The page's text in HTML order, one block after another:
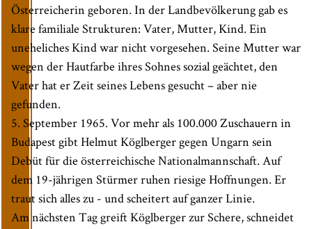
Österreicherin geboren. In der Landbevölkerung gab es
klare familiale Strukturen: Vater, Mutter, Kind. Ein
uneheliches Kind war nicht vorgesehen. Seine Mutter war
wegen der Hautfarbe ihres Sohnes sozial geächtet, den
Vater hat er Zeit seines Lebens gesucht – aber nie
gefunden.
5. September 1965. Vor mehr als 100.000 Zuschauern in
Budapest gibt Helmut Köglberger gegen Ungarn sein
Debüt für die österreichische Nationalmannschaft. Auf
dem 19-jährigen Stürmer ruhen riesige Hoffnungen. Er
traut sich alles zu - und scheitert auf ganzer Linie.
Am nächsten Tag greift Köglberger zur Schere, schneidet